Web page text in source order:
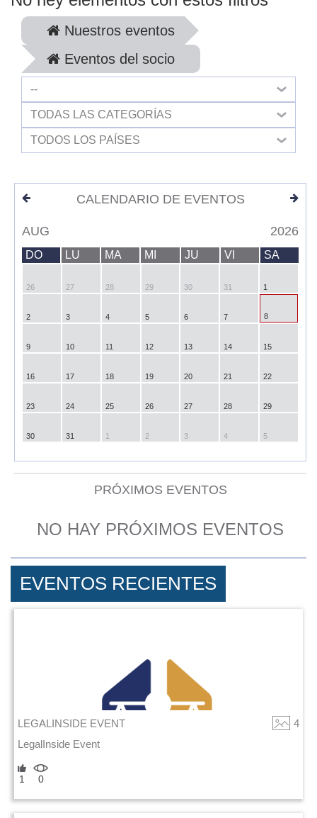
Nuestros eventos
Eventos del socio
--
TODAS LAS CATEGORÍAS
TODOS LOS PAÍSES
CALENDARIO DE EVENTOS
AUG 2026
DO LU MA MI JU VI SA
26 27 28 29 30 31 1
2 3 4 5 6 7 8
9 10 11 12 13 14 15
16 17 18 19 20 21 22
23 24 25 26 27 28 29
30 31 1 2 3 4 5
PRÓXIMOS EVENTOS
NO HAY PRÓXIMOS EVENTOS
EVENTOS RECIENTES
LEGALINSIDE EVENT
4
LegalInside Event
1 0